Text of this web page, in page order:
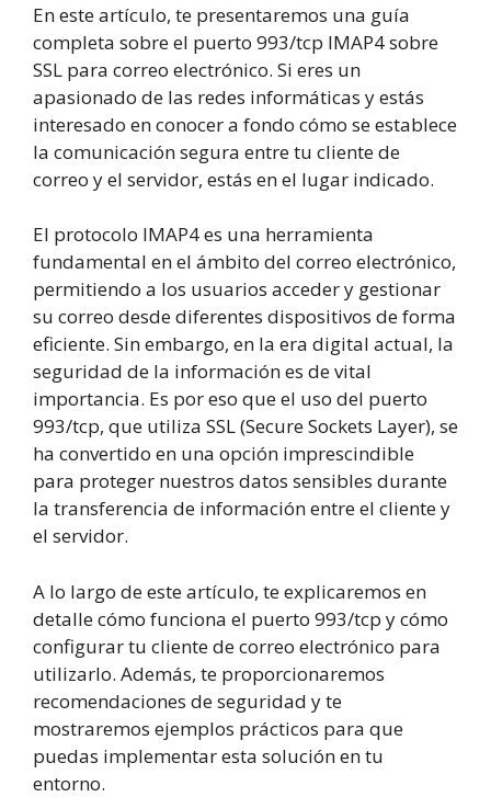
En este artículo, te presentaremos una guía
completa sobre el puerto 993/tcp IMAP4 sobre
SSL para correo electrónico. Si eres un
apasionado de las redes informáticas y estás
interesado en conocer a fondo cómo se establece
la comunicación segura entre tu cliente de
correo y el servidor, estás en el lugar indicado.
El protocolo IMAP4 es una herramienta
fundamental en el ámbito del correo electrónico,
permitiendo a los usuarios acceder y gestionar
su correo desde diferentes dispositivos de forma
eficiente. Sin embargo, en la era digital actual, la
seguridad de la información es de vital
importancia. Es por eso que el uso del puerto
993/tcp, que utiliza SSL (Secure Sockets Layer), se
ha convertido en una opción imprescindible
para proteger nuestros datos sensibles durante
la transferencia de información entre el cliente y
el servidor.
A lo largo de este artículo, te explicaremos en
detalle cómo funciona el puerto 993/tcp y cómo
configurar tu cliente de correo electrónico para
utilizarlo. Además, te proporcionaremos
recomendaciones de seguridad y te
mostraremos ejemplos prácticos para que
puedas implementar esta solución en tu
entorno.